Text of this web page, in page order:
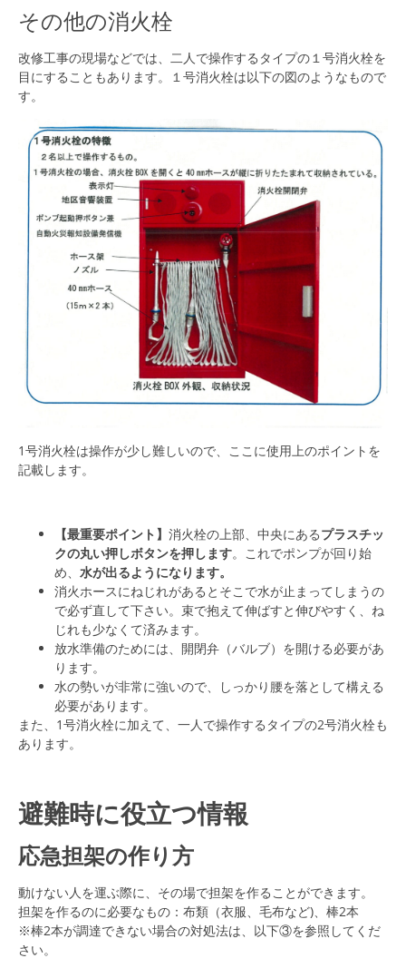
その他の消火栓
改修工事の現場などでは、二人で操作するタイプの１号消火栓を
目にすることもあります。１号消火栓は以下の図のようなもので
す。
1号消火栓は操作が少し難しいので、ここに使用上のポイントを
記載します。
【最重要ポイント】 消火栓の上部、中央にあるプラスチッ
クの丸い押しボタンを押します。これでポンプが回り始
め、 水が出るようになります。
消火ホースにねじれがあるとそこで水が止まってしまうの
で必ず直して下さい。束で抱えて伸ばすと伸びやすく、ね
じれも少なくて済みます。
放水準備のためには、開閉弁（バルブ）を開ける必要があ
ります。
水の勢いが非常に強いので、
しっかり腰を落として構える
必要があります。
また、1号消火栓に加えて、一人で操作するタイプの2号消火栓も
あります。
避難時に役立つ情報
応急担架の作り方
動けない人を運ぶ際に、その場で担架を作ることができます。
担架を作るのに必要なもの：布類（衣服、毛布など)、棒2本
※棒2本が調達できない場合の対処法は、以下③を参照してくだ
さい。